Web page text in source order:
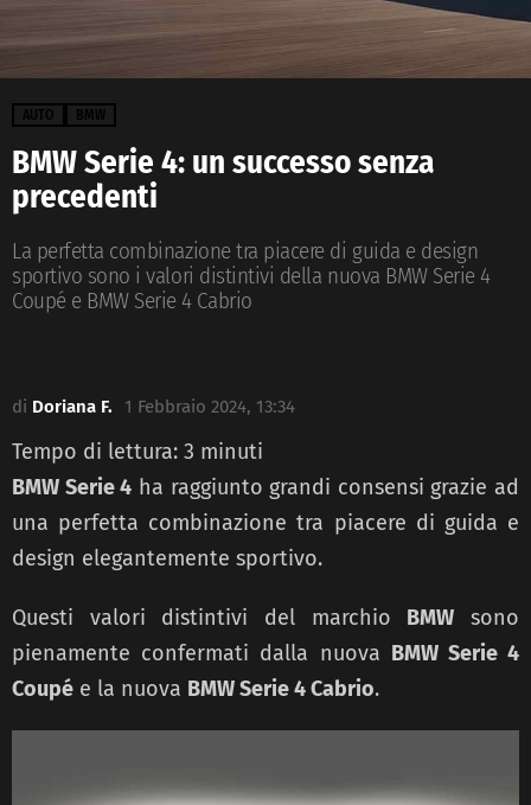
AUTO BMW
BMW Serie 4: un successo senza
precedenti
La perfetta combinazione tra piacere di guida e design
sportivo sono i valori distintivi della nuova BMW Serie 4
Coupé e BMW Serie 4 Cabrio
di Doriana F. 1 Febbraio 2024, 13:34
Tempo di lettura: 3 minuti
BMW Serie 4 ha raggiunto grandi consensi grazie ad
una perfetta combinazione tra piacere di guida e
design elegantemente sportivo.
Questi valori distintivi del marchio BMW sono
pienamente confermati dalla nuova BMW Serie 4
Coupé e la nuova BMW Serie 4 Cabrio.